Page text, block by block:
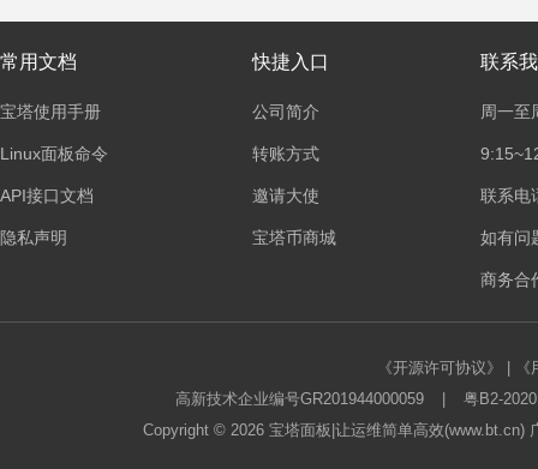
常用文档
宝塔使用手册
Linux面板命令
API接口文档
隐私声明
快捷入口
公司简介
转账方式
邀请大使
宝塔币商城
联系
周一至
联系电
如有问
商务合
《开源许可协议》
高新技术企业编号GR201944000059
粤B2-
Copyright © 2026 宝塔面板 |让运维简单高效